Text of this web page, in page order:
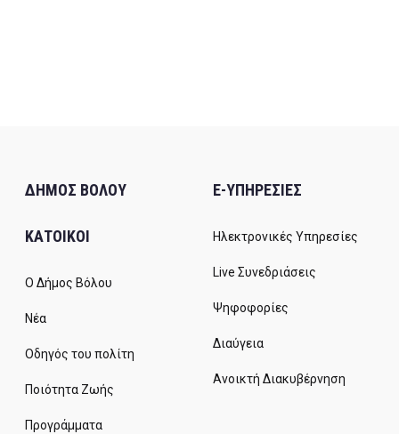
ΔΗΜΟΣ ΒΟΛΟΥ
ΚΑΤΟΙΚΟΙ
Ο Δήμος Βόλου
Νέα
Οδηγός του πολίτη
Ποιότητα Ζωής
Προγράμματα
E-ΥΠΗΡΕΣΙΕΣ
Ηλεκτρονικές Υπηρεσίες
Live Συνεδριάσεις
Ψηφοφορίες
Διαύγεια
Ανοικτή Διακυβέρνηση